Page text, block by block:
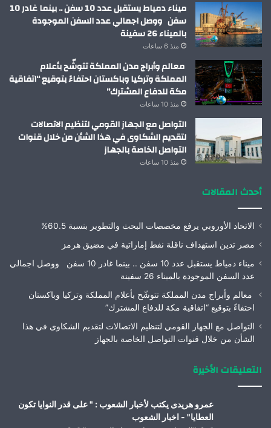
ميناء دمياط يستقبل عدد 10 سفن .. بينما غادر 10
سفن ووصل اجمالي عدد السفن الموجودة
بالميناء 26 سفينة
منذ 6 ساعات
معالم وأبراج مدن المملكة تتوشّح بأعلام
المملكة وتركيا وباكستان احتفاءً بتوقيع “اتفاقية
مكة للدفاع المشترك”
منذ 10 ساعات
التواصل مع الجهاز القومي لتنظيم الاتصالات
لتقديم الشكاوى في هذا الشأن من خلال قنوات
التواصل الخاصة بالجهاز
منذ 10 ساعات
أحدث المقالات
الاتحاد الأوروبي يرفع مخصصات البحث والتطوير بنسبة 60.5%
مصر تدين استهداف ناقلة نفط إماراتية في مضيق هرمز
ميناء دمياط يستقبل عدد 10 سفن .. بينما غادر 10 سفن ووصل اجمالي
عدد السفن الموجودة بالميناء 26 سفينة
معالم وأبراج مدن المملكة تتوشّح بأعلام المملكة وتركيا وباكستان
احتفاءً بتوقيع “اتفاقية مكة للدفاع المشترك”
التواصل مع الجهاز القومي لتنظيم الاتصالات لتقديم الشكاوى في هذا
الشأن من خلال قنوات التواصل الخاصة بالجهاز
التعليقات الأخيرة
عمرو هريدى يكتب لأخبار الشعوب : " على قدر النوايا تكون
العطايا" - اخبار الشعوب